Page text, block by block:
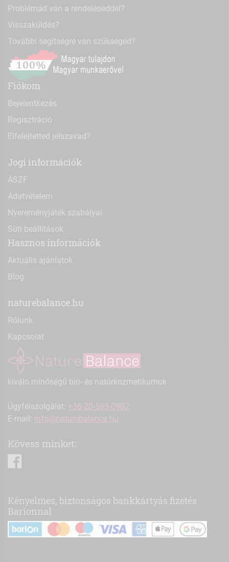
Problémád van a rendeléseddel?
Visszaküldés?
További segítségre van szükséged?
Fiókom
Bejelentkezés
Regisztráció
Elfelejtetted jelszavad?
Jogi információk
ÁSZF
Adatvételem
Nyereményjáték szabályai
Süti beállítások
Hasznos információk
Aktuális ajánlatok
Blog
naturebalance.hu
Rólunk
Kapcsolat
kiváló minőségű bio- és natúrkozmetikumok
Ügyfélszolgálat: +36-20-593-0902
E-mail: info@naturebalance.hu
Kövess minket:
Kényelmes, biztonságos bankkártyás fizetés
Barionnal